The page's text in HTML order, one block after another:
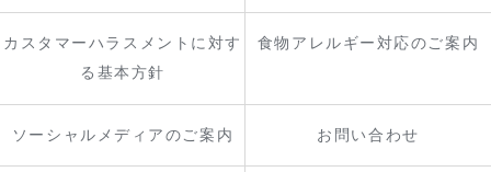
カスタマーハラスメントに対す
る基本方針
食物アレルギー対応のご案内
ソーシャルメディアのご案内 お問い合わせ